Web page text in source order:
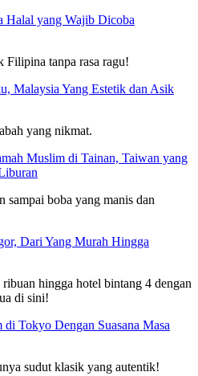
Halal yang Wajib Dicoba
Filipina tanpa rasa ragu!
Malaysia Yang Estetik dan Asik
yang nikmat.
Muslim di Tainan, Taiwan yang
sampai boba yang manis dan
Dari Yang Murah Hingga
hingga hotel bintang 4 dengan
di sini!
di Tokyo Dengan Suasana Masa
sudut klasik yang autentik!